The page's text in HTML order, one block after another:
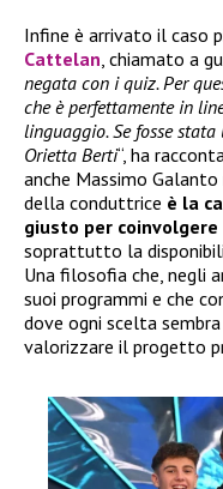
Infine è arrivato il caso
Cattelan , chiamato a
negata con i quiz. Per
che è perfettamente in
linguaggio. Se fosse
Orietta Berti“, ha
anche Massimo
della conduttrice è la
giusto per
soprattutto la
Una filosofia che, negli
suoi programmi e che
dove ogni scelta sembra
valorizzare il progetto